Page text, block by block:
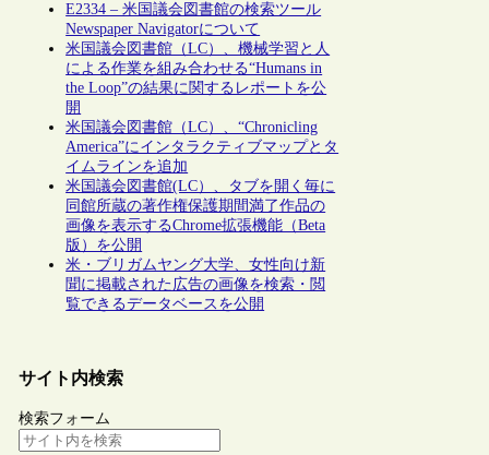
E2334 – 米国議会図書館の検索ツール
Newspaper Navigatorについて
米国議会図書館（LC）、機械学習と人
による作業を組み合わせる“Humans in
the Loop”の結果に関するレポートを公
開
米国議会図書館（LC）、“Chronicling
America”にインタラクティブマップとタ
イムラインを追加
米国議会図書館(LC）、タブを開く毎に
同館所蔵の著作権保護期間満了作品の
画像を表示するChrome拡張機能（Beta
版）を公開
米・ブリガムヤング大学、女性向け新
聞に掲載された広告の画像を検索・閲
覧できるデータベースを公開
サイト内検索
検索フォーム